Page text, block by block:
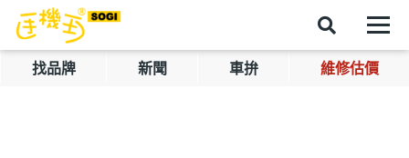
找品牌 新聞 車拚 維修估價